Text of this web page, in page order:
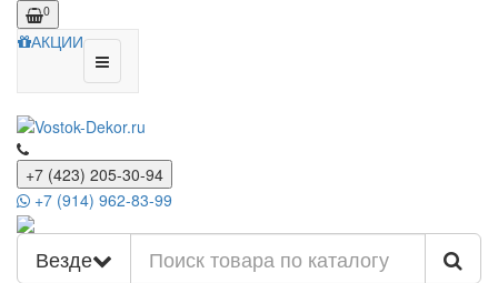
0
АКЦИИ
+7 (423) 205-30-94
+7 (914) 962-83-99
Везде